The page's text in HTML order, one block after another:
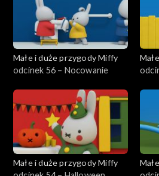
Małe i duże przygody Miffy
odcinek 56 – Nocowanie
Małe i duże przygody Miffy